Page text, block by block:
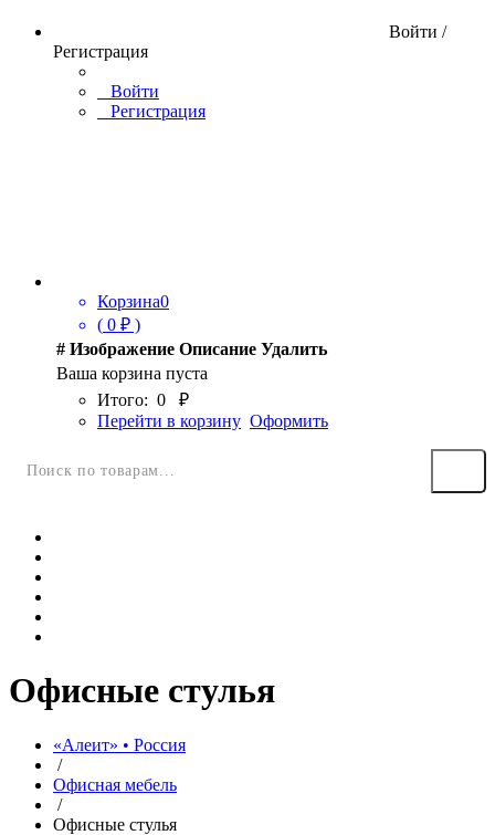
Войти /
Регистрация
Войти
Регистрация
Корзина0
( 0 ₽ )
# Изображение Описание Удалить
Ваша корзина пуста
Итого: 0
₽
Перейти в корзину Оформить
Офисные стулья
«Алеит» • Россия
/
Офисная мебель
/
Офисные стулья